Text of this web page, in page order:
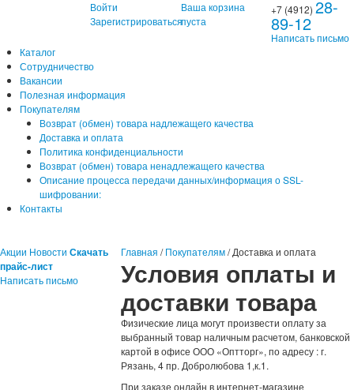
Войти
Зарегистрироваться
Ваша корзина
пуста
+7 (4912)28-
89-12
Написать письмо
Каталог
Сотрудничество
Вакансии
Полезная информация
Покупателям
Возврат (обмен) товара надлежащего качества
Доставка и оплата
Политика конфиденциальности
Возврат (обмен) товара ненадлежащего качества
Описание процесса передачи данных/информация о SSL-
шифровании:
Контакты
Акции Новости Скачать
прайс-лист
Написать письмо
Главная /Покупателям/Доставка и оплата
Условия оплаты и
доставки товара
Физические лица могут произвести оплату за
выбранный товар наличным расчетом, банковской
картой в офисе ООО «Оптторг», по адресу : г.
Рязань, 4 пр. Добролюбова 1,к.1.
При заказе онлайн в интернет-магазине